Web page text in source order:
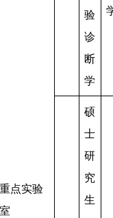
重点实验
室
验
诊
断
学
硕
士
研
究
生